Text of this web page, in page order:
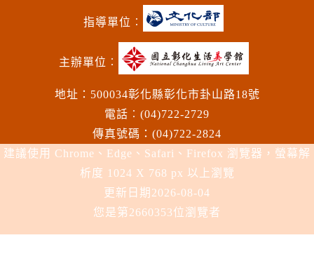
指導單位︰
主辦單位︰
地址：500034彰化縣彰化市卦山路18號
電話︰(04)722-2729
傳真號碼：(04)722-2824
建議使用 Chrome、Edge、Safari、Firefox 瀏覽器，螢幕解
析度 1024 X 768 px 以上瀏覽
更新日期 2026-08-04
您是第2660353位瀏覽者